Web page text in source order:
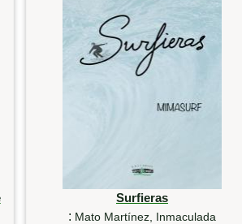
Surfieras
: Mato Martínez, Inmaculada